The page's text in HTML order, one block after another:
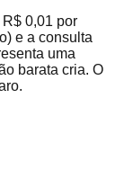
0,01 por
e a consulta
uma
barata cria. O